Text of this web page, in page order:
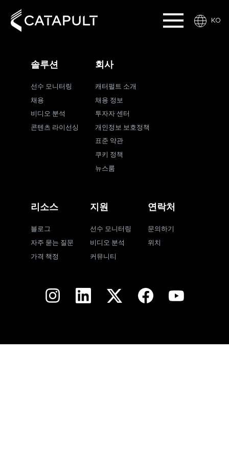
KO
솔루션
선수 모니터링
채용
비디오 분석
콘텐츠 라이선싱
회사
캐터펄트 소개
채용 정보
투자자 센터
개인정보 보호정책
표준 약관
쿠키 정책
뉴스룸
리소스
블로그
자주 묻는 질문
가격 책정
지원
선수 모니터링
비디오 분석
커뮤니티
연락처
문의하기
위치